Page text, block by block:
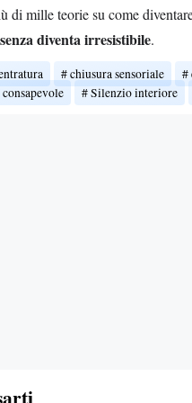
di mille teorie su come
diventa irresistibile.
chiusura sensoriale
Silenzio interiore